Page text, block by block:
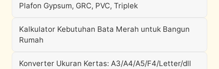
Plafon Gypsum, GRC, PVC, Triplek
Kalkulator Kebutuhan Bata Merah untuk Bangun
Rumah
Konverter Ukuran Kertas: A3/A4/A5/F4/Letter/dll